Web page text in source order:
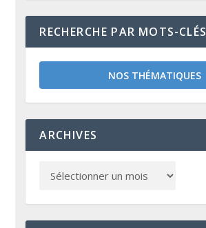
RECHERCHE PAR MOTS-CLÉS
NOS THÉMATIQUES
ARCHIVES